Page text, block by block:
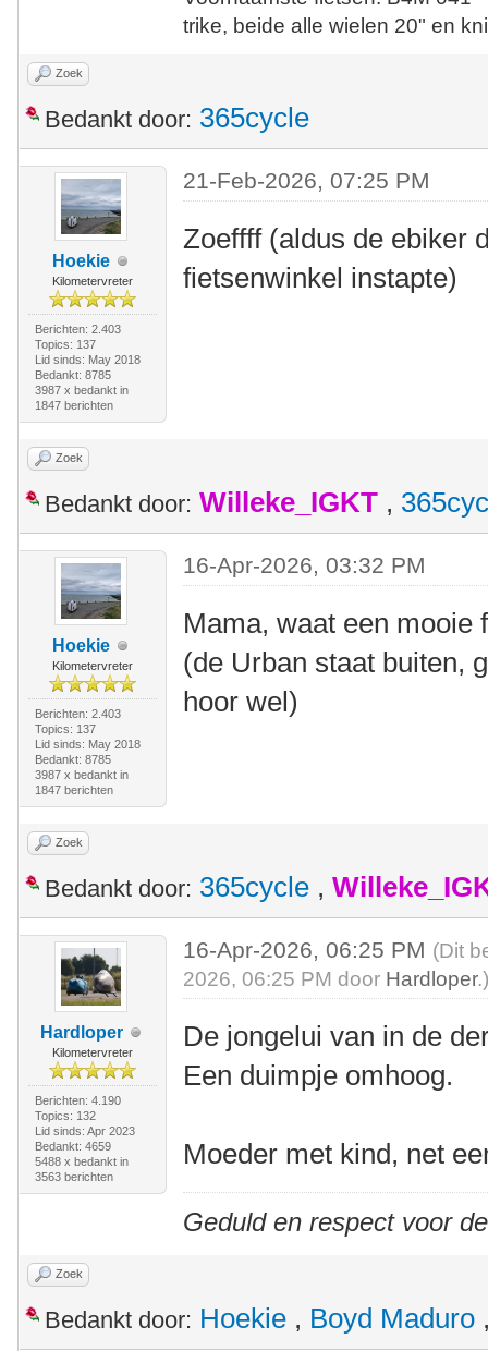
trike, beide alle wielen 20" en
Zoek
Bedankt door: 365cycle
Hoekie
Kilometervreter
Berichten: 2.403
Topics: 137
Lid sinds: May 2018
Bedankt: 8785
3987 x bedankt in
1847 berichten
21-Feb-2026, 07:25 PM
Zoeffff (aldus de ebiker
fietsenwinkel instapte)
Zoek
Bedankt door: Willeke_IGKT ,
Hoekie
Kilometervreter
Berichten: 2.403
Topics: 137
Lid sinds: May 2018
Bedankt: 8785
3987 x bedankt in
1847 berichten
16-Apr-2026, 03:32 PM
Mama, waat een mooie
(de Urban staat buiten,
hoor wel)
Zoek
Bedankt door: 365cycle ,
Hardloper
Kilometervreter
Berichten: 4.190
Topics: 132
Lid sinds: Apr 2023
Bedankt: 4659
5488 x bedankt in
3563 berichten
16-Apr-2026, 06:25 PM (Dit
2026, 06:25 PM door Hardloper
De jongelui van in de
Een duimpje omhoog.
Moeder met kind, net
Geduld en respect voor
Zoek
Bedankt door: Hoekie , Boyd Maduro